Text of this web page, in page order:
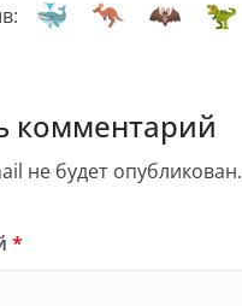
комментарий
не будет опубликован.
*